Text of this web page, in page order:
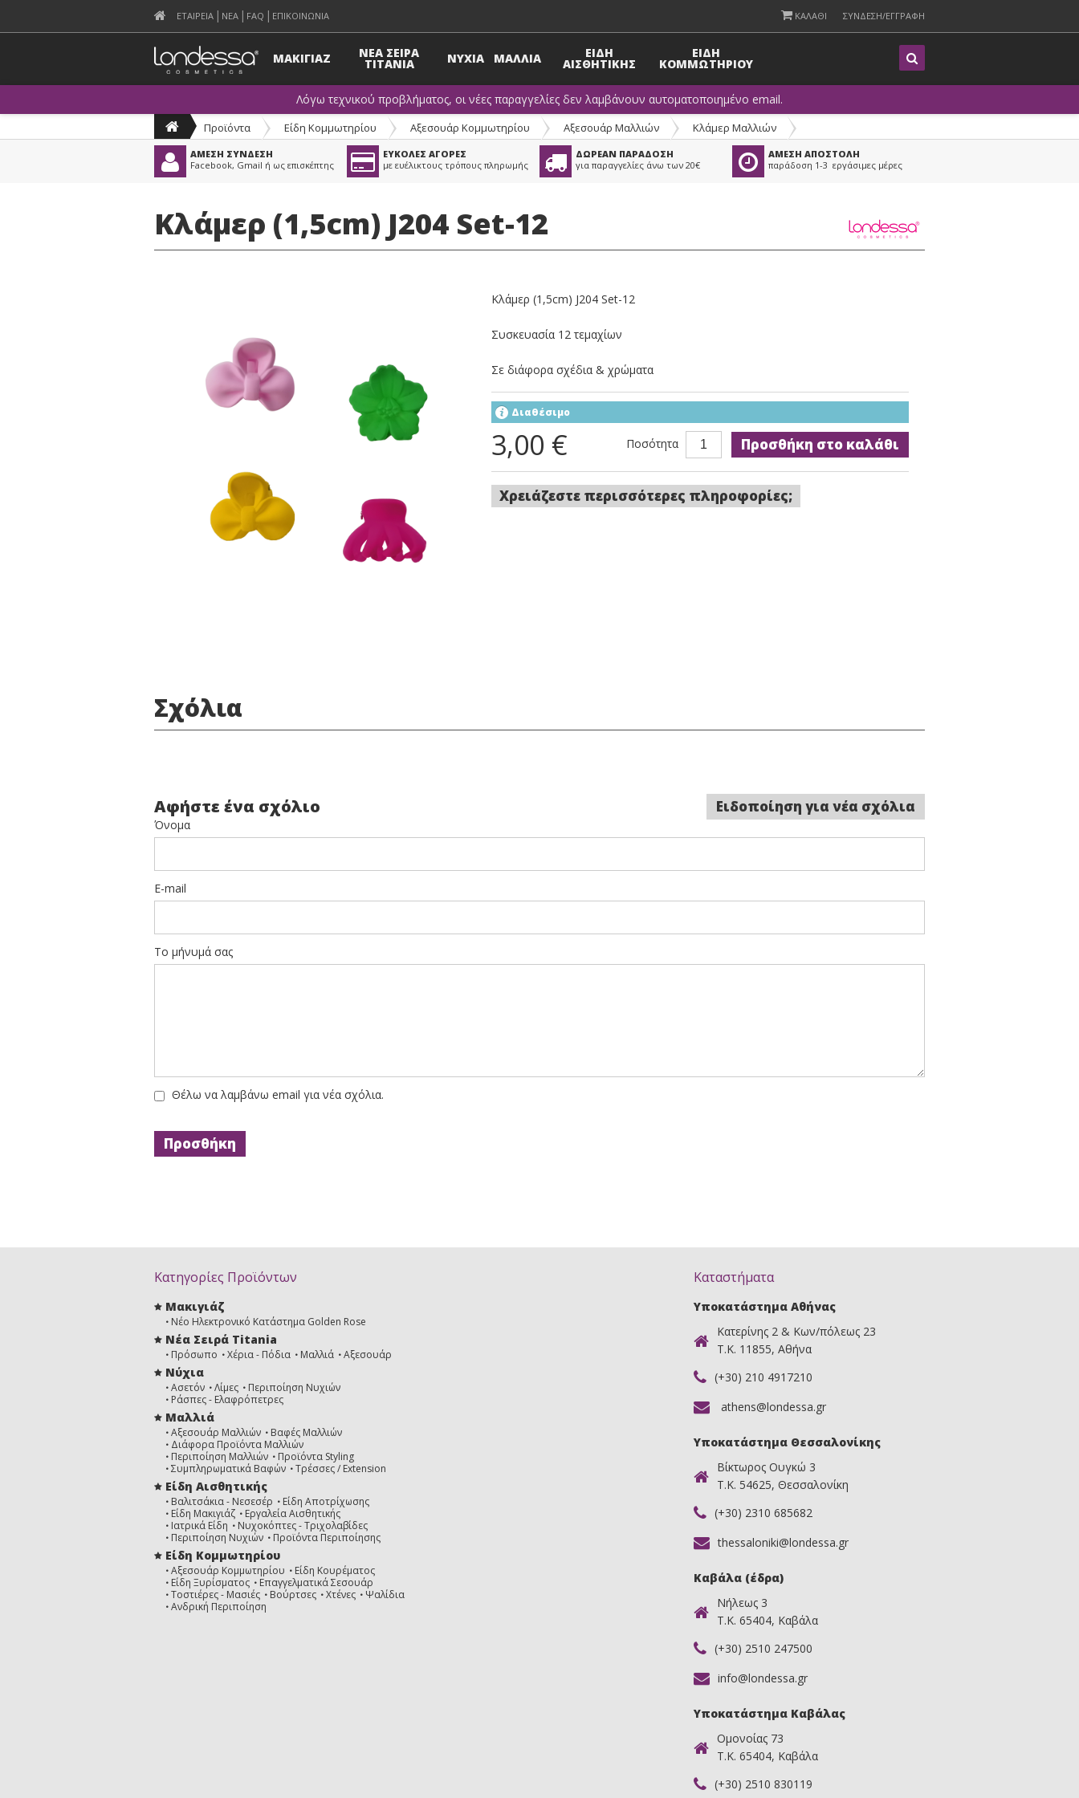
ΕΤΑΙΡΕΙΑ ΝΕΑ FAQ ΕΠΙΚΟΙΝΩΝΙΑ ΚΑΛΑΘΙ ΣΥΝΔΕΣΗ/ΕΓΓΡΑΦΗ
ΜΑΚΙΓΙΑΖ ΝΕΑ ΣΕΙΡΑ
TITANIA ΝΥΧΙΑ ΜΑΛΛΙΑ ΕΙΔΗ
ΑΙΣΘΗΤΙΚΗΣ
ΕΙΔΗ
ΚΟΜΜΩΤΗΡΙΟΥ
Λόγω τεχνικού προβλήματος, οι νέες παραγγελίες δεν λαμβάνουν αυτοματοποιημένο email.
Προϊόντα > Είδη Κομμωτηρίου > Αξεσουάρ Κομμωτηρίου > Αξεσουάρ Μαλλιών > Κλάμερ Μαλλιών
ΑΜΕΣΗ ΣΥΝΔΕΣΗ
Facebook, Gmail ή ως επισκέπτης
ΕΥΚΟΛΕΣ ΑΓΟΡΕΣ
με ευέλικτους τρόπους πληρωμής
ΔΩΡΕΑΝ ΠΑΡΑΔΟΣΗ
για παραγγελίες άνω των 20€
ΑΜΕΣΗ ΑΠΟΣΤΟΛΗ
παράδοση 1-3 εργάσιμες μέρες
Κλάμερ (1,5cm) J204 Set-12
Κλάμερ (1,5cm) J204 Set-12
Συσκευασία 12 τεμαχίων
Σε διάφορα σχέδια & χρώματα
Διαθέσιμο
3,00 € Ποσότητα Προσθήκη στο καλάθι
Χρειάζεστε περισσότερες πληροφορίες;
Σχόλια
Αφήστε ένα σχόλιο Ειδοποίηση για νέα σχόλια
Όνομα
E-mail
Το μήνυμά σας
Θέλω να λαμβάνω email για νέα σχόλια.
Κατηγορίες Προϊόντων
Μακιγιάζ
Νέο Ηλεκτρονικό Κατάστημα Golden Rose
Νέα Σειρά Titania
Πρόσωπο Χέρια - Πόδια Μαλλιά Αξεσουάρ
Νύχια
Ασετόν Λίμες
Περιποίηση Νυχιών
Ράσπες - Ελαφρόπετρες
Μαλλιά
Αξεσουάρ Μαλλιών
Βαφές Μαλλιών
Διάφορα Προϊόντα Μαλλιών
Περιποίηση Μαλλιών
Προϊόντα Styling
Συμπληρωματικά Βαφών
Τρέσσες / Extension
Είδη Αισθητικής
Βαλιτσάκια - Νεσεσέρ
Είδη Αποτρίχωσης
Είδη Μακιγιάζ
Εργαλεία Αισθητικής
Ιατρικά Είδη
Νυχοκόπτες - Τριχολαβίδες
Περιποίηση Νυχιών
Προϊόντα Περιποίησης
Είδη Κομμωτηρίου
Αξεσουάρ Κομμωτηρίου
Είδη Κουρέματος
Είδη Ξυρίσματος
Επαγγελματικά Σεσουάρ
Τοστιέρες - Μασιές
Βούρτσες Χτένες
Ψαλίδια
Ανδρική Περιποίηση
Καταστήματα
Υποκατάστημα Αθήνας
Κατερίνης 2 & Κων/πόλεως 23
Τ.Κ. 11855, Αθήνα
(+30) 210 4917210
athens@londessa.gr
Υποκατάστημα Θεσσαλονίκης
Βίκτωρος Ουγκώ 3
Τ.Κ. 54625, Θεσσαλονίκη
(+30) 2310 685682
thessaloniki@londessa.gr
Καβάλα (έδρα)
Νήλεως 3
Τ.Κ. 65404, Καβάλα
(+30) 2510 247500
info@londessa.gr
Υποκατάστημα Καβάλας
Ομονοίας 73
Τ.Κ. 65404, Καβάλα
(+30) 2510 830119